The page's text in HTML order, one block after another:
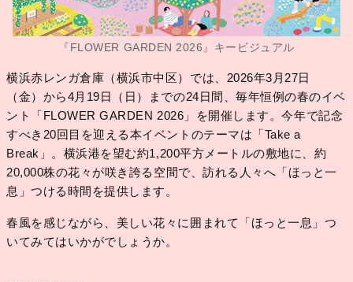
『FLOWER GARDEN 2026』キービジュアル
横浜赤レンガ倉庫（横浜市中区）では、2026年3月27日
（金）から4月19日（日）までの24日間、毎年恒例の春のイベ
ント「FLOWER GARDEN 2026」を開催します。今年で記念
すべき20回目を迎える本イベントのテーマは「Take a
Break」。横浜港を望む約1,200平方メートルの敷地に、約
20,000株の花々が咲き誇る空間で、訪れる人々へ「ほっと一
息」つける時間を提供します。
春風を感じながら、美しい花々に囲まれて「ほっと一息」つ
いてみてはいかがでしょうか。